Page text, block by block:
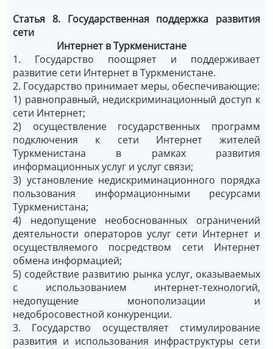
Статья 8. Государственная поддержка развития
сети
Интернет в Туркменистане
1. Государство поощряет и поддерживает
развитие сети Интернет в Туркменистане.
2. Государство принимает меры, обеспечивающие:
1) равноправный, недискриминационный доступ к
сети Интернет;
2) осуществление государственных программ
подключения к сети Интернет жителей
Туркменистана в рамках развития
информационных услуг и услуг связи;
3) установление недискриминационного порядка
пользования информационными ресурсами
Туркменистана;
4) недопущение необоснованных ограничений
деятельности операторов услуг сети Интернет и
осуществляемого посредством сети Интернет
обмена информацией;
5) содействие развитию рынка услуг, оказываемых
с использованием интернет-технологий,
недопущение монополизации и
недобросовестной конкуренции.
3. Государство осуществляет стимулирование
развития и использования инфраструктуры сети